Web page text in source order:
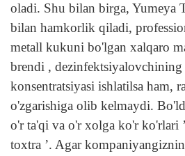
oladi. Shu bilan birga, Yumeya
bilan hamkorlik qiladi,
metall kukuni bo'lgan xalqaro
brendi ,
konsentratsiyasi ishlatilsa ham,
o'zgarishiga olib kelmaydi.
o'r ta'qi va o'r xolga ko'r ko'rlari
toxtra ’. Agar